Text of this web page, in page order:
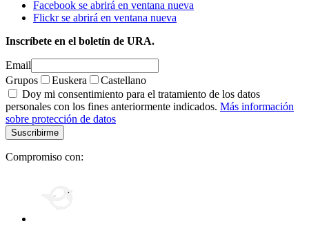
Facebook se abrirá en ventana nueva
Flickr se abrirá en ventana nueva
Inscríbete en el boletín de URA.
Email
Grupos
Euskera
Castellano
Doy mi consentimiento para el tratamiento de los datos
personales con los fines anteriormente indicados. Más información
sobre protección de datos
Compromiso con: